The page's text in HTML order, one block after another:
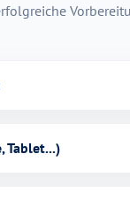
Tablet...)